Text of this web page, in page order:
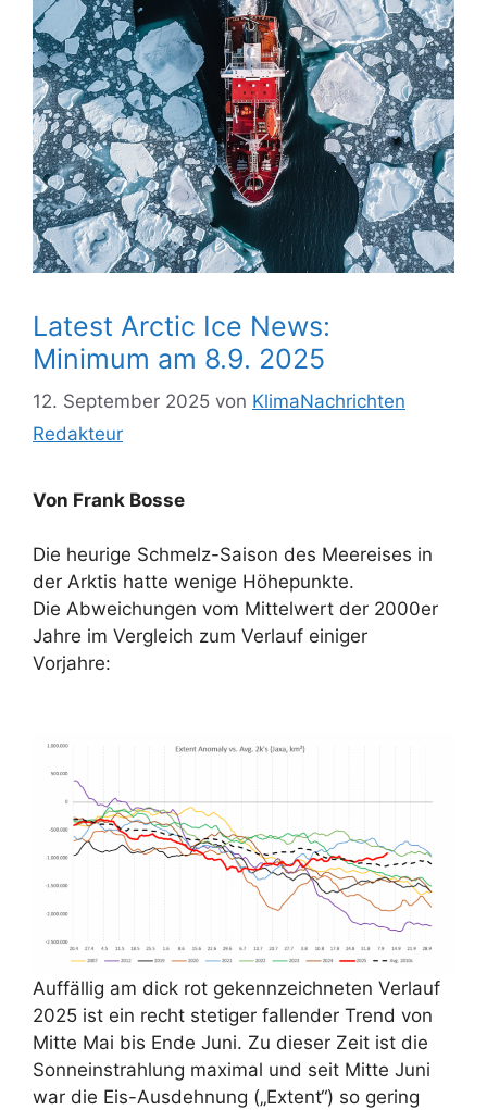
Latest Arctic Ice News:
Minimum am 8.9. 2025
12. September 2025 von KlimaNachrichten
Redakteur
Von Frank Bosse
Die heurige Schmelz-Saison des Meereises in
der Arktis hatte wenige Höhepunkte.
Die Abweichungen vom Mittelwert der 2000er
Jahre im Vergleich zum Verlauf einiger
Vorjahre:
Auffällig am dick rot gekennzeichneten Verlauf
2025 ist ein recht stetiger fallender Trend von
Mitte Mai bis Ende Juni. Zu dieser Zeit ist die
Sonneinstrahlung maximal und seit Mitte Juni
war die Eis-Ausdehnung („Extent“) so gering